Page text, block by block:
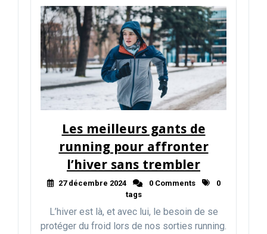
Les meilleurs gants de
running pour affronter
l’hiver sans trembler
27 décembre 2024 0 Comments
0
tags
L’hiver est là, et avec lui, le besoin de se
protéger du froid lors de nos sorties running.